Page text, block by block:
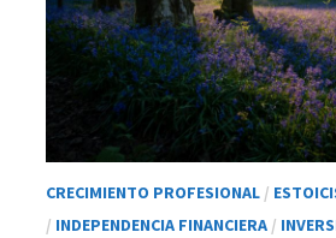
CRECIMIENTO PROFESIONAL /
/ INDEPENDENCIA FINANCIERA /